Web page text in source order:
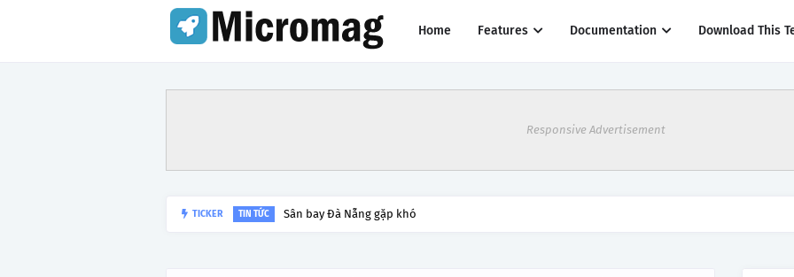
Home Features Documentation Download This
Responsive Advertisement
TICKER TIN TỨC Lý do tạm dừng khai thác một số đường bay từ 1/4